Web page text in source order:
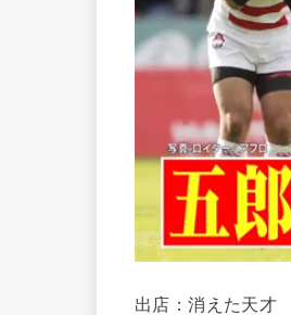
出店：消えた天才